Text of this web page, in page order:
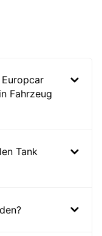
Fahrzeug
Tank